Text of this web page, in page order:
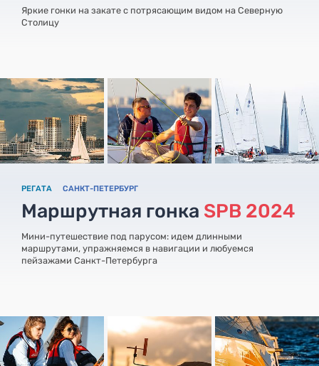
Яркие гонки на закате с потрясающим видом на Северную
Столицу
РЕГАТА САНКТ-ПЕТЕРБУРГ
Маршрутная гонка SPB 2024
Мини-путешествие под парусом: идем длинными
маршрутами, упражняемся в навигации и любуемся
пейзажами Санкт-Петербурга